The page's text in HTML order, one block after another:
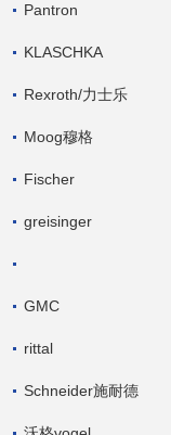
Pantron
KLASCHKA
Rexroth/力士乐
Moog穆格
Fischer
greisinger
GMC
rittal
Schneider施耐德